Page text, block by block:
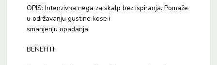
OPIS: Intenzivna nega za skalp bez ispiranja. Pomaže
u održavanju gustine kose i
smanjenju opadanja.
BENEFITI: